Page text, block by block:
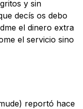
y sin
decís os debo
el dinero extra
el servicio sino
reportó hace